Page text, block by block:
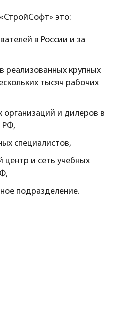
это:
в России и за
реализованных крупных
тысяч рабочих
организаций и дилеров в
РФ,
специалистов,
центр и сеть учебных
подразделение.